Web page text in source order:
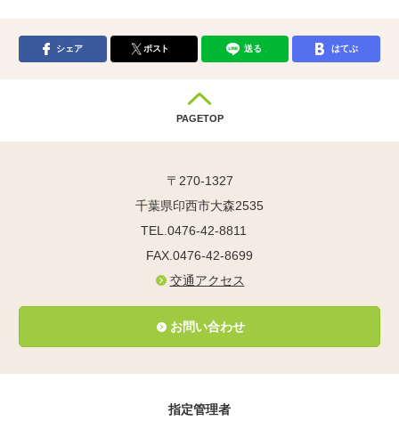
シェア ポスト 送る はてぶ
PAGETOP
〒270-1327
千葉県印西市大森2535
TEL.0476-42-8811
FAX.0476-42-8699
交通アクセス
お問い合わせ
指定管理者